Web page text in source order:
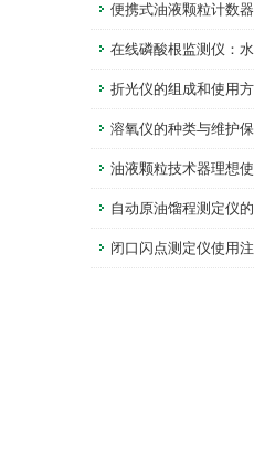
便携式油液颗粒计数
况下分别有何优势？
在线磷酸根监测仪：
化的实时监测设备
折光仪的组成和使用
溶氧仪的种类与维护
油液颗粒技术器理想
自动原油馏程测定仪
闭口闪点测定仪使用